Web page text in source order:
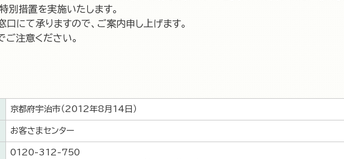
別措置を実施いたします。
にて承りますので、ご案内申し上げます。
ご注意ください。
京都府宇治市（2012年8月14日）
お客さまセンター
0120-312-750